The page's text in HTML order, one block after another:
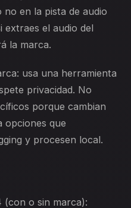
en la pista de audio
extraes el audio del
la marca.
usa una herramienta
privacidad. No
porque cambian
opciones que
y procesen local.
(con o sin marca):